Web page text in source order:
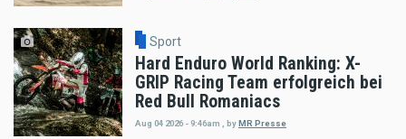
Sport
Hard Enduro World Ranking: X-
GRIP Racing Team erfolgreich bei
Red Bull Romaniacs
Aug 04 2026 - 9:46am byMR Presse